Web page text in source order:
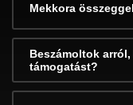
Mekkora
Beszámoltok
támogatást?